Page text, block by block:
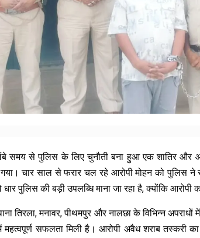
समय से पुलिस के लिए चुनौती बना हुआ एक शातिर
चार साल से फरार चल रहे आरोपी मोहन को पुलिस
धार पुलिस की बड़ी उपलब्धि माना जा रहा है, क्योंकि आरोपी
तिरला, मनावर, पीथमपुर और नालछा के विभिन्न
महत्वपूर्ण सफलता मिली है। आरोपी अवैध शराब